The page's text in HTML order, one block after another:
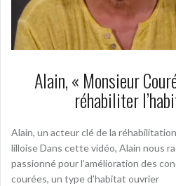
Alain, « Monsieur
réhabiliter
Alain, un acteur clé de la
lilloise Dans cette vidéo, Alain nous
passionné pour l’amélioration des
courées, un type d’habitat ouvrier